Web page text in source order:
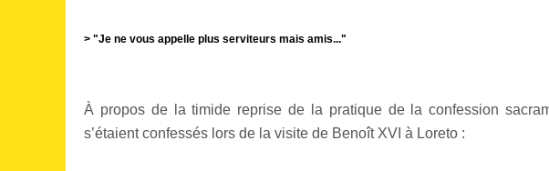
> "Je ne vous appelle plus serviteurs mais amis..."
À propos de la timide reprise de la pratique de la confession
s’étaient confessés lors de la visite de Benoît XVI à Loreto :